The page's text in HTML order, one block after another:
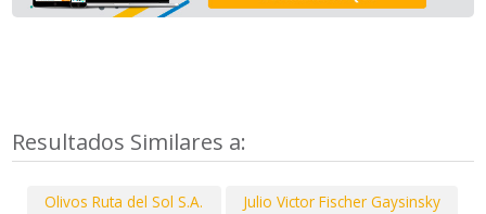
Resultados Similares a:
Olivos Ruta del Sol S.A.
Julio Victor Fischer Gaysinsky